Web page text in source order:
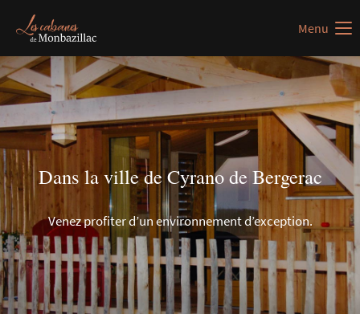
Malheureusement l'élément "offcanvas-col1" n'existe
pas.
Malheureusement l'élément "offcanvas-col2" n'existe
pas.
Malheureusement l'élément "offcanvas-col3" n'existe
pas.
Malheureusement l'élément "offcanvas-col4" n'existe
pas.
Menu
Dans la ville de Cyrano de Bergerac
Venez profiter d’un environnement d’exception.